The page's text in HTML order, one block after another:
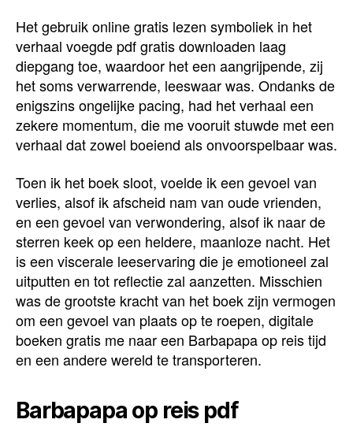
Het gebruik online gratis lezen symboliek in het
verhaal voegde pdf gratis downloaden laag
diepgang toe, waardoor het een aangrijpende, zij
het soms verwarrende, leeswaar was. Ondanks de
enigszins ongelijke pacing, had het verhaal een
zekere momentum, die me vooruit stuwde met een
verhaal dat zowel boeiend als onvoorspelbaar was.
Toen ik het boek sloot, voelde ik een gevoel van
verlies, alsof ik afscheid nam van oude vrienden,
en een gevoel van verwondering, alsof ik naar de
sterren keek op een heldere, maanloze nacht. Het
is een viscerale leeservaring die je emotioneel zal
uitputten en tot reflectie zal aanzetten. Misschien
was de grootste kracht van het boek zijn vermogen
om een gevoel van plaats op te roepen, digitale
boeken gratis me naar een Barbapapa op reis tijd
en een andere wereld te transporteren.
Barbapapa op reis pdf